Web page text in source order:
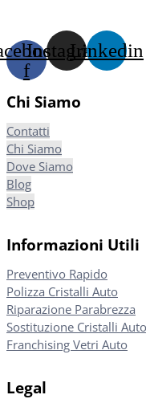
f
InstagramLinkedin
Chi Siamo
Contatti
Chi Siamo
Dove Siamo
Blog
Shop
Informazioni Utili
Preventivo Rapido
Polizza Cristalli Auto
Riparazione Parabrezza
Sostituzione Cristalli Auto
Franchising Vetri Auto
Legal